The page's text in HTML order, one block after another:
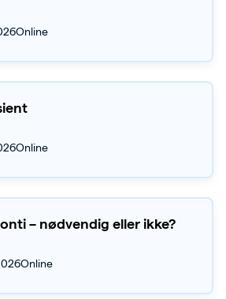
Online
Online
– nødvendig eller ikke?
Online